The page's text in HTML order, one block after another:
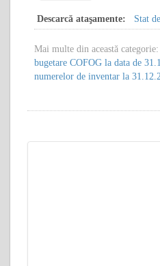
Descarcă ataşamente: Stat
Mai multe din această categorie:
bugetare COFOG la data de
numerelor de inventar la